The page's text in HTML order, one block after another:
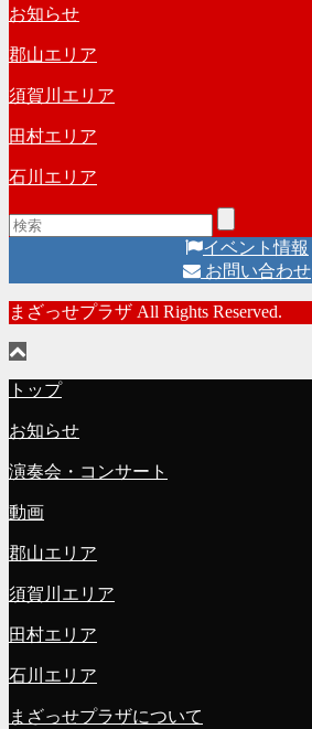
お知らせ
郡山エリア
須賀川エリア
田村エリア
石川エリア
イベント情報
お問い合わせ
まざっせプラザ All Rights Reserved.
トップ
お知らせ
演奏会・コンサート
動画
郡山エリア
須賀川エリア
田村エリア
石川エリア
まざっせプラザについて